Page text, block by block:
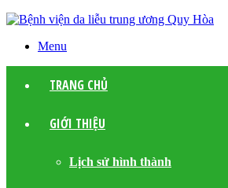
Menu
TRANG CHỦ
GIỚI THIỆU
Lịch sử hình thành